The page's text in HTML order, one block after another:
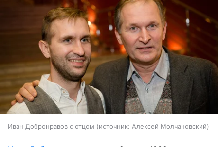
Иван Добронравов с отцом источник: Алексей Молчановский